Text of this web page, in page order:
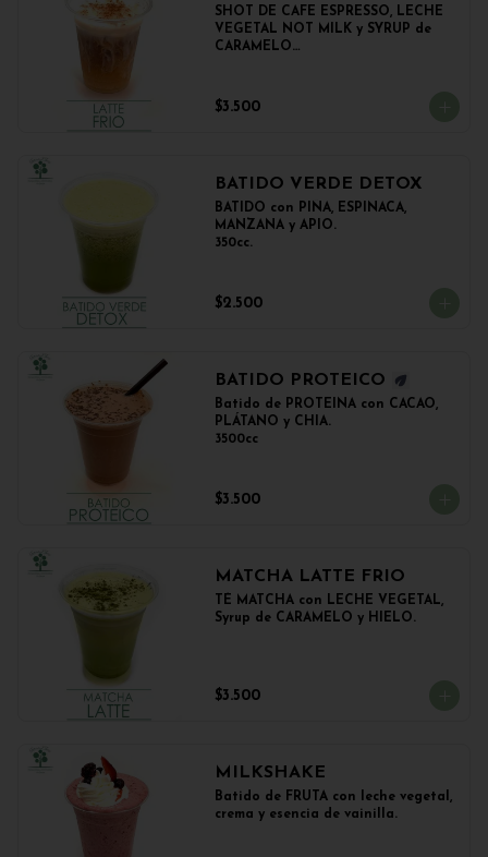
SHOT DE CAFE ESPRESSO, LECHE
VEGETAL NOT MILK y SYRUP de
CARAMELO
$3.500
BATIDO VERDE DETOX
BATIDO con PIÑA, ESPINACA,
MANZANA y APIO.
350cc.
$2.500
BATIDO PROTEICO
Batido de PROTEINA con CACAO,
PLÁTANO y CHIA.
3500cc
$3.500
MATCHA LATTE FRIO
TÉ MATCHA con LECHE VEGETAL,
Syrup de CARAMELO y HIELO.
$3.500
MILKSHAKE
Batido de FRUTA con leche vegetal,
crema y esencia de vainilla.